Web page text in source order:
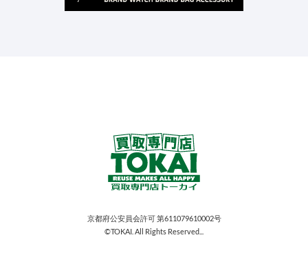
京都府公安員会許可 第611079610002号
©TOKAI. All Rights Reserved...